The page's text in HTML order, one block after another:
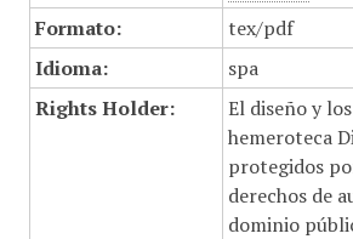
Formato:
tex/pdf
Idioma:
spa
Rights Holder:
El diseño y
hemeroteca
protegidos
derechos de
dominio